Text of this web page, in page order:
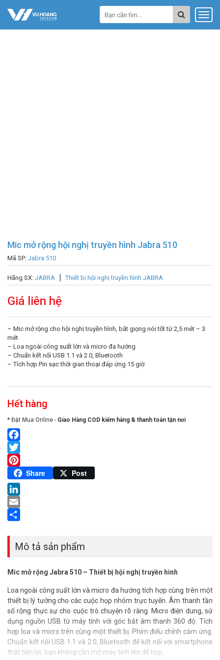
Mic mở rộng hội nghị truyền hình Jabra 510
Mã SP: Jabra 510
Hãng SX: JABRA Thiết bị hội nghị truyền hình JABRA
Giá liên hệ
– Mic mở rộng cho hội nghị truyền hình, bắt giọng nói tốt từ 2,5 mét – 3
mét
– Loa ngoài công suất lớn và micro đa hướng
– Chuẩn kết nối USB 1.1 và 2.0, Bluetooth
– Tích hợp Pin sạc thời gian thoại đáp ứng 15 giờ
Hết hàng
* Đặt Mua Online - Giao Hàng COD kiểm hàng & thanh toán tận nơi
Facebook
Twitter
Pinterest
Share Post
LinkedIn
Email
Mô tả sản phẩm
Mic mở rộng Jabra 510 – Thiết bị hội nghị truyền hình
Loa ngoài công suất lớn và micro đa hướng tích hợp cùng trên một
thiết bị lý tưởng cho các cuộc họp nhóm trực tuyến. Âm thanh tần
số rộng thực sự cho cuộc trò chuyện rõ ràng. Micro điện dung, sử
dụng nguồn USB từ máy tính với góc bắt âm thanh 360 độ. Tích
hợp loa và micro trên cùng một thiết bị. Phím điểu chỉnh cảm ứng.
Chuẩn kết nối USB 1.1 và 2.0, Bluetooth để kết nối với smartphone
thật tiện lợi, bạn không cần mở máy tính lên để họp.